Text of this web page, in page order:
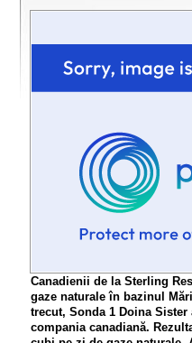
Canadienii de la Sterling
gaze naturale în bazinul
trecut, Sonda 1 Doina Sister
compania canadiană.